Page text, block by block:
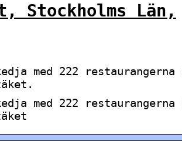
Stockholms Län,
med 222 restaurangerna
med 222 restaurangerna